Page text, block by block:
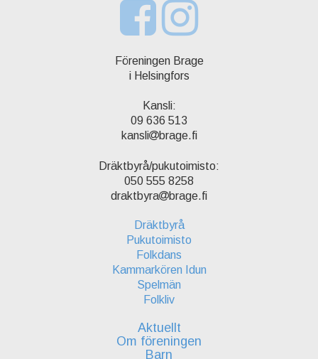
Föreningen Brage
i Helsingfors
Kansli:
09 636 513
kansli
brage.fi
Dräktbyrå/pukutoimisto:
050 555 8258
draktbyra
brage.fi
Dräktbyrå
Pukutoimisto
Folkdans
Kammarkören Idun
Spelmän
Folkliv
Aktuellt
Om föreningen
Barn